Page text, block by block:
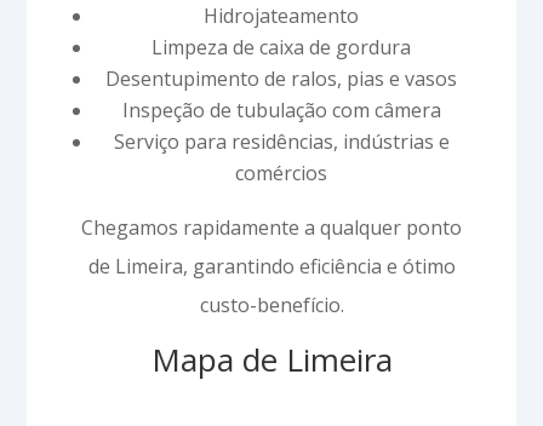
Hidrojateamento
Limpeza de caixa de gordura
Desentupimento de ralos, pias e vasos
Inspeção de tubulação com câmera
Serviço para residências, indústrias e
comércios
Chegamos rapidamente a qualquer ponto
de Limeira, garantindo eficiência e ótimo
custo-benefício.
Mapa de Limeira